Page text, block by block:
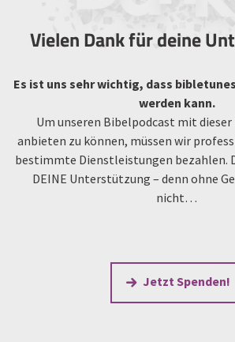
Vielen Dank für deine
Es ist uns sehr wichtig, dass
werden kann.
Um unseren Bibelpodcast mit
anbieten zu können, müssen wir
bestimmte Dienstleistungen bezahlen.
DEINE Unterstützung – denn ohne
nicht…
Jetzt Spenden!